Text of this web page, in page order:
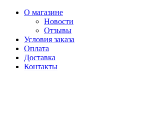
О магазине
Новости
Отзывы
Условия заказа
Оплата
Доставка
Контакты